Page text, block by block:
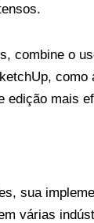
combine o
como
edição mais
sua
várias